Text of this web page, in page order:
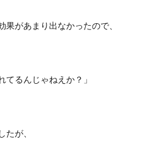
があまり出なかったので、
てるんじゃねえか？」
たが、